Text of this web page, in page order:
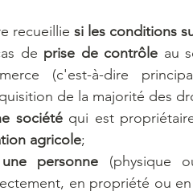
recueillie si les conditions
de prise de contrôle au
(c'est-à-dire
de la majorité des
société qui est
agricole;
personne (physique
en propriété ou